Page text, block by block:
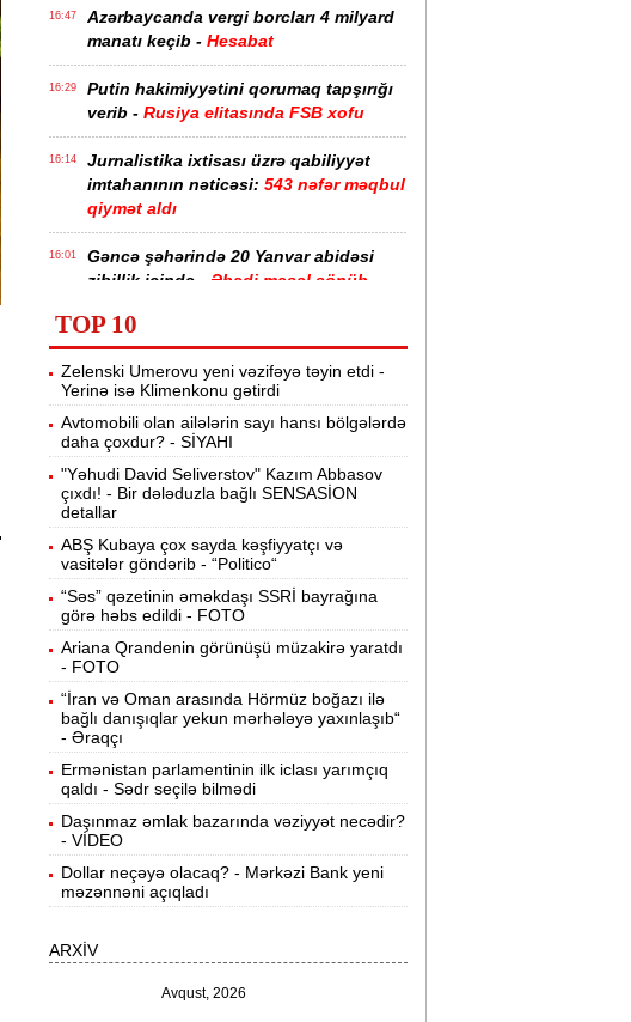
16:47
Azərbaycanda vergi borcları 4 milyard
manatı keçib - Hesabat
16:29
Putin hakimiyyətini qorumaq tapşırığı
verib - Rusiya elitasında FSB xofu
16:14
Jurnalistika ixtisası üzrə qabiliyyət
imtahanının nəticəsi: 543 nəfər məqbul
qiymət aldı
16:01
Gəncə şəhərində 20 Yanvar abidəsi
zibillik içində - Əbədi məşəl sönüb
15:45
Pakistan, Səudiyyə Ərəbistanı və
Türkiyə saziş imzalayıb -Birgə müdafiə
haqqında
15:28
“Tarqovı”dakı yanğın məhdudlaşdırıldı
-VİDEOLAR
15:13
Velosipedlər Azərbaycana hansı
ölkələrdən və neçəyə gətirilib -
14:59
Pərvin Abıyeva son görünüşü diqqət
çəkdi - FOTOLAR
14:43
Bakıda 70 min manatlıq naqil
oğurlayan şəxs tutuldu -VİDEO
14:26
Samir Şərifova yeni vəzifə verildi -
Prezident Sərəncam imzaladı
14:11 Tovuzda qadın qətlə yetirildi -Şübhəli
qardaşı oğludur
13:56 39 dərəcə isti olacaq -Sabaha olan
hava proqnozu
13:40
Prezident bu səfirlərin yerini dəyişdi -
TOP 10
Zelenski Umerovu yeni vəzifəyə təyin etdi -
Yerinə isə Klimenkonu gətirdi
Avtomobili olan ailələrin sayı hansı bölgələrdə
daha çoxdur? - SİYAHI
"Yəhudi David Seliverstov" Kazım Abbasov
çıxdı! - Bir dələduzla bağlı SENSASİON
detallar
ABŞ Kubaya çox sayda kəşfiyyatçı və
vasitələr göndərib - “Politico“
“Səs” qəzetinin əməkdaşı SSRİ bayrağına
görə həbs edildi - FOTO
Ariana Qrandenin görünüşü müzakirə yaratdı
- FOTO
“İran və Oman arasında Hörmüz boğazı ilə
bağlı danışıqlar yekun mərhələyə yaxınlaşıb“
- Əraqçı
Ermənistan parlamentinin ilk iclası yarımçıq
qaldı - Sədr seçilə bilmədi
Daşınmaz əmlak bazarında vəziyyət necədir?
- VİDEO
Dollar neçəyə olacaq? - Mərkəzi Bank yeni
məzənnəni açıqladı
ARXİV
Avqust, 2026